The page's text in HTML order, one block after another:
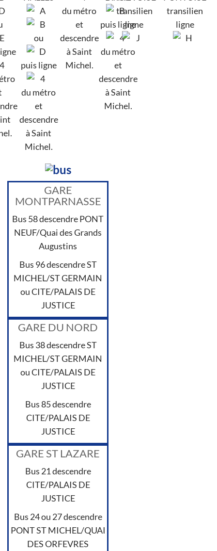
ou
puis ligne
du métro
et
descendre
à Saint
Michel.
du métro
et
descendre
à Saint
Michel.
puis ligne
du métro
et
descendre
à Saint
Michel.
GARE
MONTPARNASSE
Bus 58 descendre PONT
NEUF/Quai des Grands
Augustins
Bus 96 descendre ST
MICHEL/ST GERMAIN
ou CITE/PALAIS DE
JUSTICE
GARE DU NORD
Bus 38 descendre ST
MICHEL/ST GERMAIN
ou CITE/PALAIS DE
JUSTICE
Bus 85 descendre
CITE/PALAIS DE
JUSTICE
GARE ST LAZARE
Bus 21 descendre
CITE/PALAIS DE
JUSTICE
Bus 24 ou 27 descendre
PONT ST MICHEL/QUAI
DES ORFEVRES
transilien
ligne
transilien
ligne